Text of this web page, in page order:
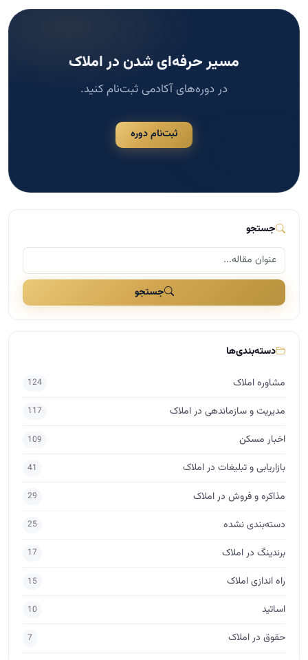
مسیر حرفه‌ای شدن در املاک
در دوره‌های آکادمی ثبت‌نام کنید.
ثبت‌نام دوره
جستجو
جستجو
دسته‌بندی‌ها
مشاوره املاک 124
مدیریت و سازماندهی در املاک 117
اخبار مسکن 109
بازاریابی و تبلیغات در املاک 41
مذاکره و فروش در املاک 29
دسته‌بندی نشده 25
برندینگ در املاک 17
راه اندازی املاک 15
اساتید 10
حقوق در املاک 7